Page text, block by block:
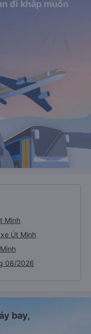
đi khắp muôn
Minh
Út Minh
08/2026
bay,